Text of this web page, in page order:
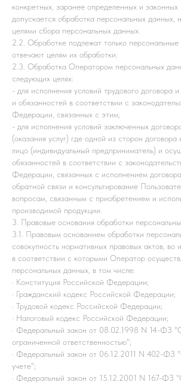
конкретных, заранее определенных и
допускается обработка персональных данных,
целями сбора персональных данных.
2.2. Обработке подлежат только
отвечают целям их обработки.
2.3. Обработка Оператором персональных
следующих целях:
- для исполнения условий трудового договора
и обязанностей в соответствии с
Федерации, связанных с этим;
- для исполнения условий заключенных
(оказания услуг) где одной из сторон договора
лицо (индивидуальный предприниматель) и
обязанностей в соответствии с
Федерации, связанных с исполнением
обратной связи и консультирование
вопросам, связанным с приобретением и
производимой продукции.
3. Правовые основания обработки
3.1. Правовым основанием обработки
совокупность нормативных правовых актов, во
в соответствии с которыми Оператор
персональных данных, в том числе:
· Конституция Российской Федерации;
· Гражданский кодекс Российской Федерации;
· Трудовой кодекс Российской Федерации;
· Налоговый кодекс Российской Федерации;
· Федеральный закон от 08.02.1998 N 14-ФЗ
ограниченной ответственностью";
· Федеральный закон от 06.12.2011 N 402-ФЗ
учете";
· Федеральный закон от 15.12.2001 N 167-ФЗ